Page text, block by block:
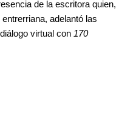
de la escritora quien,
adelantó las
virtual con 170